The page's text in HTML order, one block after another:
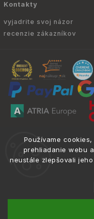
Používame
prehliadanie webu
neustále zlepšovali
Kontakty
vyjadrite svoj názor
recenzie zákazníkov